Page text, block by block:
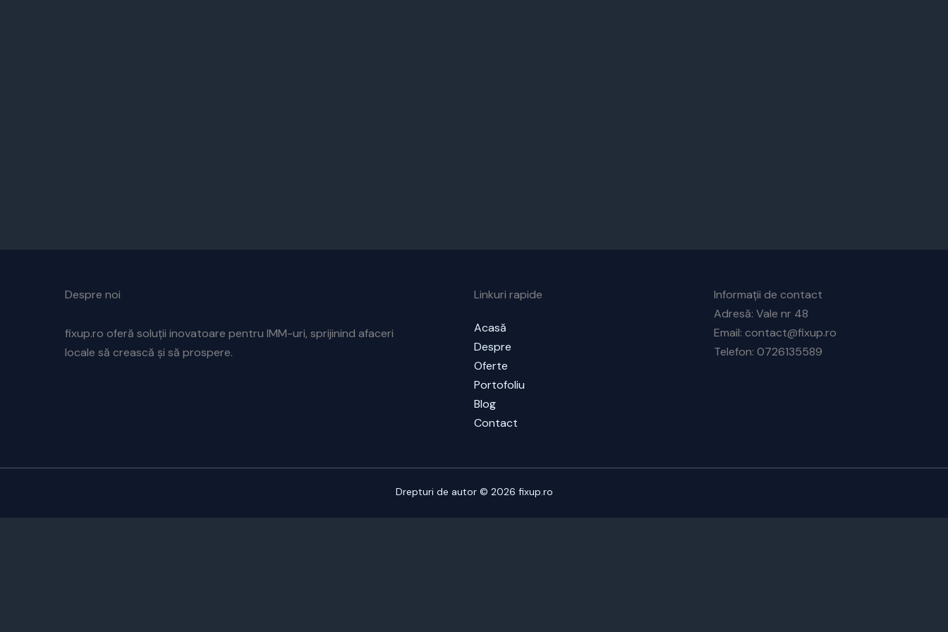
Despre noi
fixup.ro oferă soluții inovatoare pentru IMM-uri, sprijinind afaceri
locale să crească și să prospere.
Linkuri rapide
Acasă
Despre
Oferte
Portofoliu
Blog
Contact
Informații de contact
Adresă: Vale nr 48
Email: contact@fixup.ro
Telefon: 0726135589
Drepturi de autor © 2026 fixup.ro